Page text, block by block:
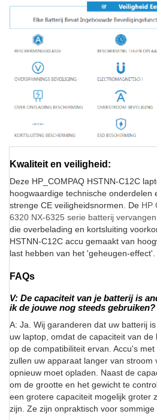
Kwaliteit en veiligheid:
Deze HP_COMPAQ HSTNN-C12C
hoogwaardige technische onderdelen
strenge CE veiligheidsnormen. De HP
6320 NX-6325 serie batterij vervangen
die overbelading en kortsluiting
HSTNN-C12C accu gemaakt van
last hebben van het 'geheugen-effect'.
FAQs
V: De capaciteit van je batterij is
ik de jouwe nog steeds gebruiken?
A: Ja. Wij garanderen dat uw batterij
uw laptop, omdat de capaciteit van
op de compatibiliteit ervan. Accu's
zullen uw apparaat langer van stroom
opnieuw moet opladen. Naast de
om de grootte en het gewicht te
een grotere capaciteit mogelijk groter
zijn. Ze zijn onpraktisch voor sommige